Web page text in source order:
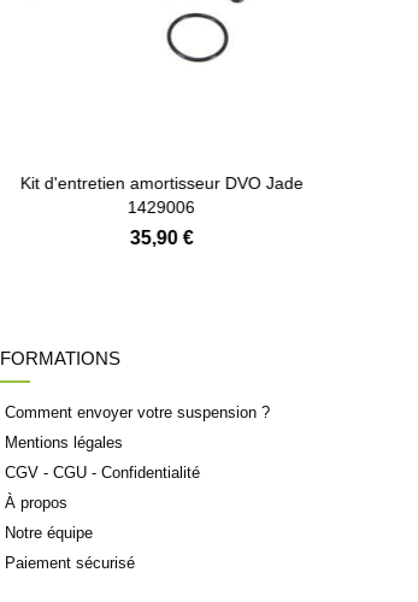
Kit d'entretien amortisseur DVO Jade
1429006
35,90 €
Comment envoyer votre suspension ?
Mentions légales
CGV - CGU - Confidentialité
À propos
Notre équipe
Paiement sécurisé